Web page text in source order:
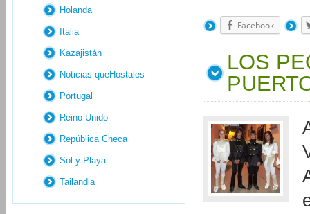
Facebook
LOS
Holanda
Italia
Kazajistán
Noticias queHostales
Portugal
Reino Unido
República Checa
Sol y Playa
Tailandia